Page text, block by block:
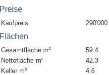
Preise
Kaufpreis 290'000
Flächen
Gesamtfläche m²
59.4
Nettofläche m²
42.3
Keller m²
4.6